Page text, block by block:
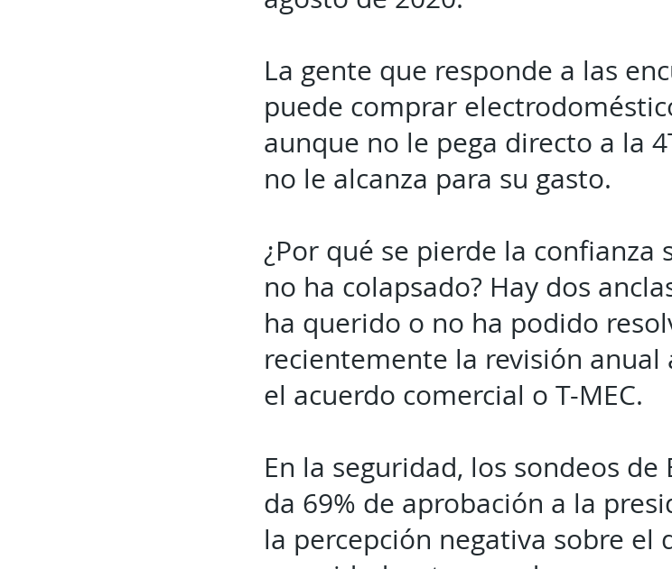
La gente que responde a las
puede comprar
aunque no le pega directo a la
no le alcanza para su gasto.
¿Por qué se pierde la confianza
no ha colapsado? Hay dos
ha querido o no ha podido
recientemente la revisión anual
el acuerdo comercial o T-MEC.
En la seguridad, los sondeos de
da 69% de aprobación a la
la percepción negativa sobre el